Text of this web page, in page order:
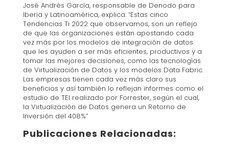
José Andrés García, responsable de Denodo para
Iberia y Latinoamérica, explica: “Estas cinco
Tendencias Ti 2022 que observamos, son un reflejo
de que las organizaciones están apostando cada
vez más por los modelos de integración de datos
que les ayuden a ser más eficientes, productivos y a
tomar las mejores decisiones, como las tecnologías
de Virtualización de Datos y los modelos Data Fabric.
Las empresas tienen cada vez más claro sus
beneficios y así también lo reflejan informes como el
estudio de TEI realizado por Forrester, según el cual,
la Virtualización de Datos genera un Retorno de
Inversión del 408%”
Publicaciones Relacionadas: